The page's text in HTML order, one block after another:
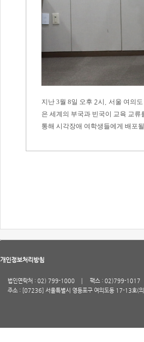
지난 3월 8일 오후 2시
서울 여의
은 세계의 부국과 빈국이 교육 교
통해 시각장애 여학생들에게 배포
개인정보처리방침
법인연락처 : 02) 799-1000
팩스 : 02)799-1017
주소 : [07236] 서울특별시 영등포구 여의도동 17-13호(